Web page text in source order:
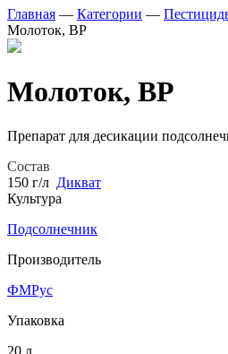
Главная — Категории —
Молоток, ВР
Молоток, ВР
Препарат для десикации
Состав
150 г/л Дикват
Культура
Подсолнечник
Производитель
ФМРус
Упаковка
20 л